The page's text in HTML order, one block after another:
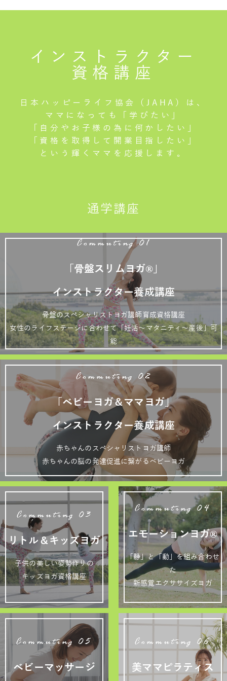
インストラクター
資格講座
日本ハッピーライフ協会（JAHA）は、
ママになっても「学びたい」
「自分やお子様の為に何かしたい」
「資格を取得して開業目指したい」
という輝くママを応援します。
通学講座
Commuting 01
「骨盤スリムヨガ®」
インストラクター養成講座
骨盤のスペシャリストヨガ講師育成資格講座
女性のライフステージに合わせて「妊活～マタニティ～産後」可
能
Commuting 02
「ベビーヨガ＆ママヨガ」
インストラクター養成講座
赤ちゃんのスペシャリストヨガ講師
赤ちゃんの脳の発達促進に繋がるベビーヨガ
Commuting 03
リトル＆キッズヨガ
子供の美しい姿勢作りの
キッズヨガ資格講座
Commuting 04
エモーションヨガ®
「静」と「動」を組み合わせ
た
新感覚エクササイズヨガ
Commuting 05
ベビーマッサージ
Commuting 06
美ママピラティス